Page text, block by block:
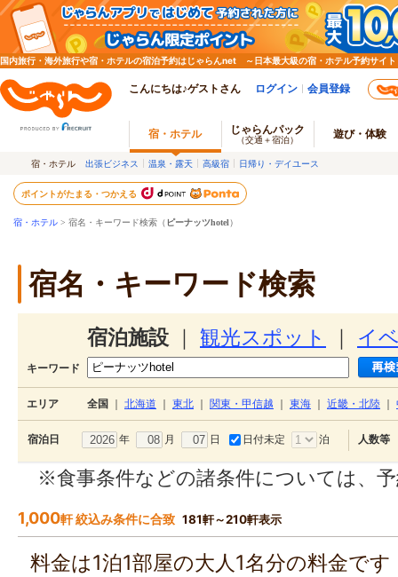
国内旅行・海外旅行や宿・ホテルの宿泊予約はじゃらんnet ～日本最大級の宿・ホテル予約サイト
こんにちは♪ゲストさん ログイン 会員登録
宿・ホテル じゃらんパック
（交通＋宿泊） 遊び・体験
宿・ホテル 出張ビジネス 温泉・露天 高級宿 日帰り・デイユース
ポイントがたまる・つかえる
宿・ホテル > 宿名・キーワード検索（ ピーナッツhotel）
宿名・キーワード検索
宿泊施設 観光スポット イ
キーワード
エリア 全国 北海道 東北 関東・甲信越 東海 近畿・北陸
宿泊日 年 月 日 日付未定 泊 人数等
※食事条件などの諸条件については、
1,000軒 絞込み条件に合致 181軒～210軒表示
料金は1泊1部屋の大人1名分の料金で